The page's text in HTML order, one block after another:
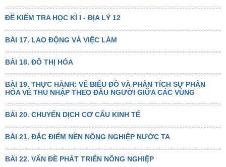
ĐỀ KIỂM TRA HỌC KÌ I - ĐỊA LÝ 12
BÀI 17. LAO ĐỘNG VÀ VIỆC LÀM
BÀI 18. ĐÔ THỊ HÓA
BÀI 19. THỰC HÀNH: VẼ BIỂU ĐỒ VÀ PHÂN TÍCH SỰ PHÂN
HÓA VỀ THU NHẬP THEO ĐẦU NGƯỜI GIỮA CÁC VÙNG
BÀI 20. CHUYỂN DỊCH CƠ CẤU KINH TẾ
BÀI 21. ĐẶC ĐIỂM NỀN NÔNG NGHIỆP NƯỚC TA
BÀI 22. VẤN ĐỀ PHÁT TRIỂN NÔNG NGHIỆP